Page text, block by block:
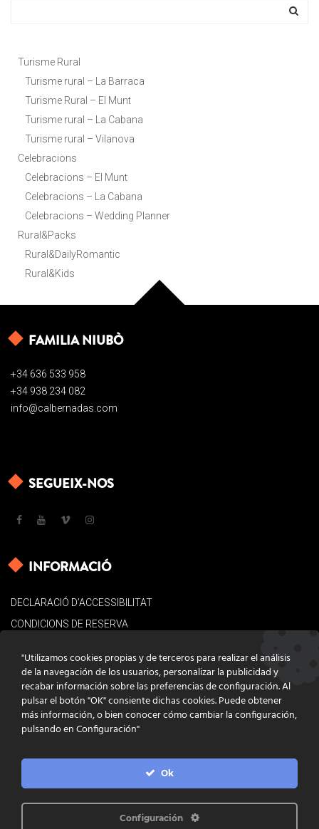
Turisme Rural
Turisme rural – La Barraca
Turisme Rural – El Munt
Turisme rural – La Cabana
Turisme rural – Vilanova
Celebracions
Celebracions – El Munt
Celebracions – La Cabana
Celebracions – Wedding Planner
Rural&Packs
Rural&DailyRomantic
Rural&Kids
FAMILIA NIUBÒ
+34 636 533 958
+34 938 234 082
info@calbernadas.com
SEGUEIX-NOS
INFORMACIÓ
DECLARACIÓ D’ACCESSIBILITAT
CONDICIONS DE RESERVA
POLÍTICA DE COOKIES
CONTACTE
PROGRAMACIÓ INFOACTIVA'T
"Utilizamos cookies propias y de terceros para realizar el análisis
de la navegación de los usuarios, personalizar la publicidad y
recabar información sobre las preferencias de configuración. Al
pulsar el botón "OK" consiente dichas cookies. Puede obtener
más información, o bien conocer cómo cambiar la configuración,
pulsando en Configuración"
Ok
Configuración